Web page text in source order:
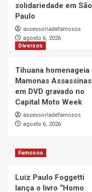
solidariedade em São
Paulo
assessoriadefamosos
agosto 6, 2026
Diversos
Tihuana homenageia
Mamonas Assassinas
em DVD gravado no
Capital Moto Week
assessoriadefamosos
agosto 6, 2026
Famosos
Luiz Paulo Foggetti
lança o livro “Homo